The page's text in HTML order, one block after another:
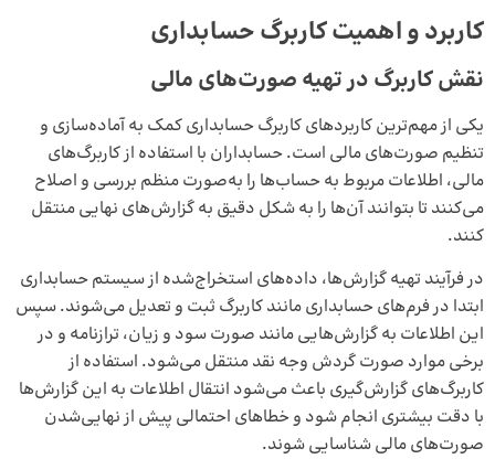
کاربرد و اهمیت کاربرگ حسابداری
نقش کاربرگ در تهیه صورت‌های مالی
یکی از مهم‌ترین کاربردهای کاربرگ حسابداری کمک به آماده‌سازی و
تنظیم صورت‌های مالی است. حسابداران با استفاده از کاربرگ‌های
مالی، اطلاعات مربوط به حساب‌ها را به‌صورت منظم بررسی و اصلاح
می‌کنند تا بتوانند آن‌ها را به شکل دقیق به گزارش‌های نهایی منتقل
کنند.
در فرآیند تهیه گزارش‌ها، داده‌های استخراج‌شده از سیستم حسابداری
ابتدا در فرم‌های حسابداری مانند کاربرگ ثبت و تعدیل می‌شوند. سپس
این اطلاعات به گزارش‌هایی مانند صورت سود و زیان، ترازنامه و در
برخی موارد صورت گردش وجه نقد منتقل می‌شود. استفاده از
کاربرگ‌های گزارش‌گیری باعث می‌شود انتقال اطلاعات به این گزارش‌ها
با دقت بیشتری انجام شود و خطاهای احتمالی پیش از نهایی‌شدن
صورت‌های مالی شناسایی شوند.